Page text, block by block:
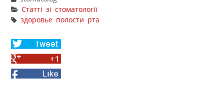
Статті зі стоматології
здоровье полости рта
Share
on
Twitter
Share
on
Google+
Facebook